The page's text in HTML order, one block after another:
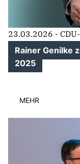
23.03.2026 -
Rainer Genilke
2025
MEHR